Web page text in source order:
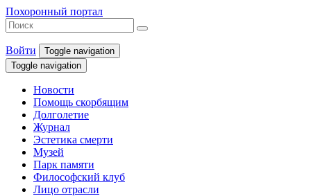
Похоронный портал
Войти
Toggle navigation
Toggle navigation
Новости
Помощь скорбящим
Долголетие
Журнал
Эстетика смерти
Музей
Парк памяти
Философский клуб
Лицо отрасли